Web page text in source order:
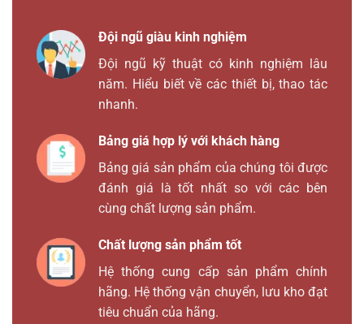
Đội ngũ giàu kinh nghiệm
Đội ngũ kỹ thuật có kinh nghiệm lâu
năm. Hiểu biết về các thiết bị, thao tác
nhanh.
Bảng giá hợp lý với khách hàng
Bảng giá sản phẩm của chúng tôi được
đánh giá là tốt nhất so với các bên
cùng chất lượng sản phẩm.
Chất lượng sản phẩm tốt
Hệ thống cung cấp sản phẩm chính
hãng. Hệ thống vận chuyển, lưu kho đạt
tiêu chuẩn của hãng.